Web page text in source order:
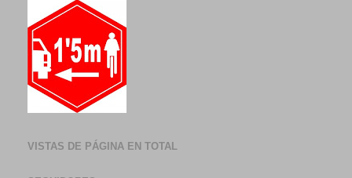
VISTAS DE PÁGINA EN TOTAL